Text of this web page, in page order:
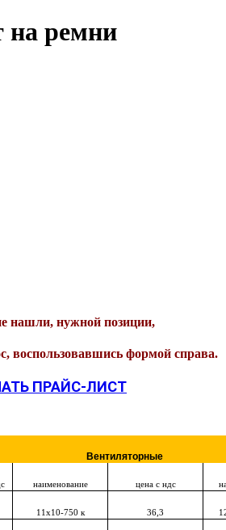
на ремни
нашли, нужной позиции,
воспользовавшись формой справа.
ПРАЙС-ЛИСТ
Вентиляторные
наименование цена с ндс
11х10-750 к 36,3